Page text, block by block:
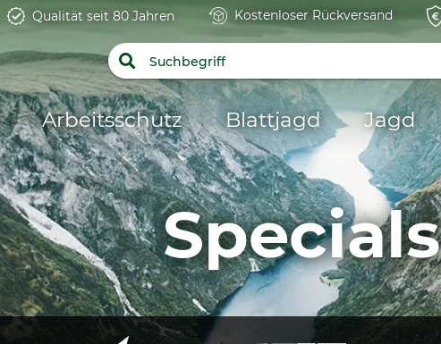
Qualität seit 80 Jahren Kostenloser Rückversand
Arbeitsschutz Blattjagd Jagd
Specials